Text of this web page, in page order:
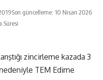
Son güncelleme: 10 Nisan 2026
Süresi
zincirleme kazada 3
TEM Edirne